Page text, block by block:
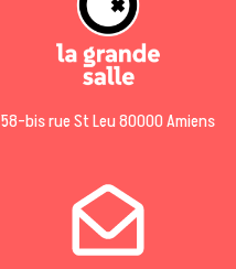
58-bis rue St Leu 80000 Amiens